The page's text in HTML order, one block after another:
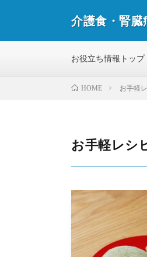
介護食・腎臓
お役立ち情報トップ
HOME お手軽
お手軽レシ